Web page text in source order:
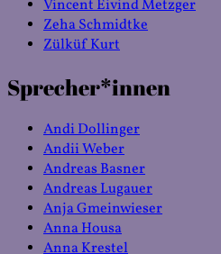
Vincent Eivind Metzger
Zeha Schmidtke
Zülküf Kurt
Sprecher*innen
Andi Dollinger
Andii Weber
Andreas Basner
Andreas Lugauer
Anja Gmeinwieser
Anna Housa
Anna Krestel